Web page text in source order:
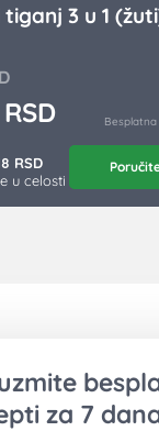
3 u 1
RSD
RSD
u celosti
za 7